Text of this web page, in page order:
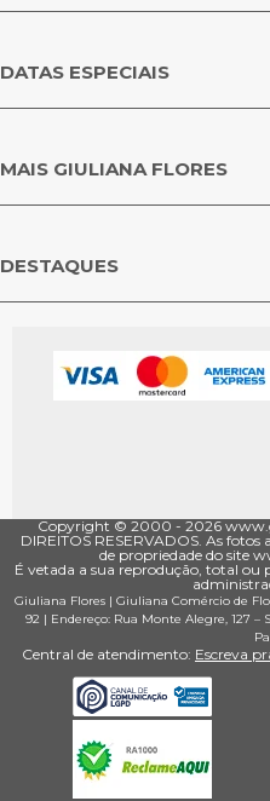
DATAS ESPECIAIS
MAIS GIULIANA FLORES
DESTAQUES
Copyright © 2000 - ­2026
DIREITOS RESERVADOS. As
de propriedade do site
É vetada a sua reprodução, total ou
Giuliana Flores | Giuliana Comércio de
92 | Endereço: Rua Monte Alegre, 127 –
Central de atendimento: Escreva